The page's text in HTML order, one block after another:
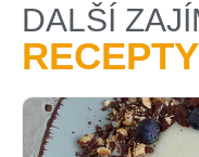
DALŠÍ
RECEPTY